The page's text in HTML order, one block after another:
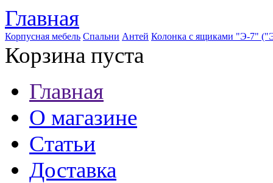
Главная
Корпусная мебель Спальни Антей Колонка с ящиками "Э-7"
Корзина пуста
Главная
О магазине
Статьи
Доставка